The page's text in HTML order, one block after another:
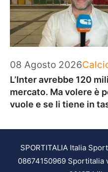
08 Agosto 2026
L’Inter avrebbe 120
mercato. Ma volere è
vuole e se li tiene in
SPORTITALIA Italia
08674150969 Sportitalia